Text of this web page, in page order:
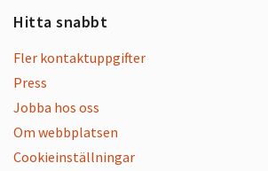
Hitta snabbt
Fler kontaktuppgifter
Press
Jobba hos oss
Om webbplatsen
Cookieinställningar